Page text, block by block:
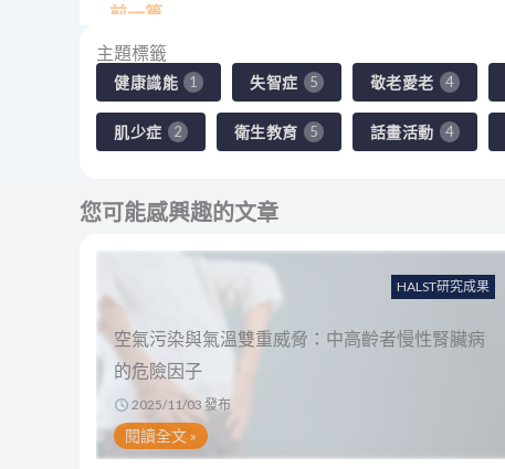
前一篇
主題標籤
健康識能 1 失智症 5 敬老愛老 4
肌少症 2 衛生教育 5 話畫活動 4
您可能感興趣的文章
HALST研究成果
空氣污染與氣溫雙重威脅：中高齡者慢性腎臟病
的危險因子
2025/11/03 發布
閱讀全文 »